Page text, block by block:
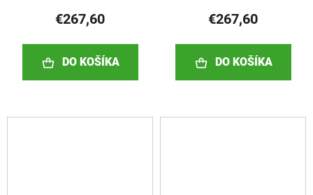
€267,60
DO KOŠÍKA
€267,60
DO KOŠÍKA